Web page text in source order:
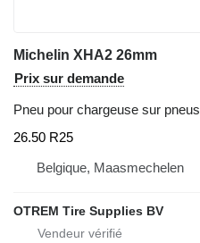
Michelin XHA2 26mm
Prix sur demande
Pneu pour chargeuse sur pneus
26.50 R25
Belgique, Maasmechelen
OTREM Tire Supplies BV